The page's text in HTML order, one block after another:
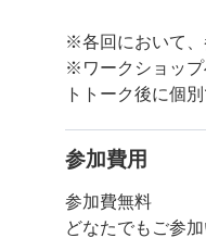
※各回において、
※ワークショップ
トトーク後に個
参加費用
参加費無料
どなたでもご参